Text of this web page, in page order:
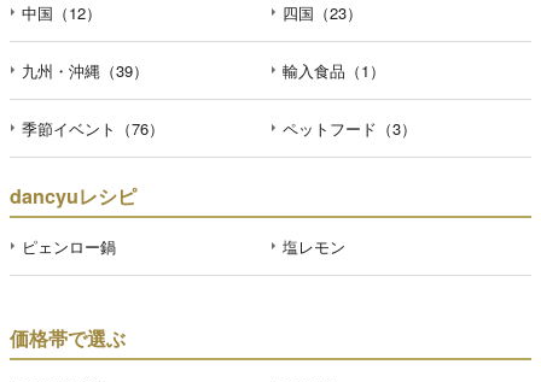
中国（12） 四国（23）
九州・沖縄（39） 輸入食品（1）
季節イベント（76） ペットフード（3）
dancyuレシピ
ピェンロー鍋 塩レモン
価格帯で選ぶ